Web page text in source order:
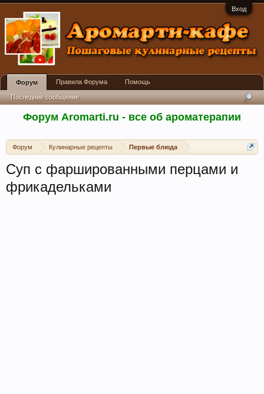
Вход
Форум Aromarti.ru - все об ароматерапии
Форум Кулинарные рецепты Первые блюда
Суп с фаршированными перцами и
фрикадельками
Форум
Последние сообщения
Правила Форума Помощь